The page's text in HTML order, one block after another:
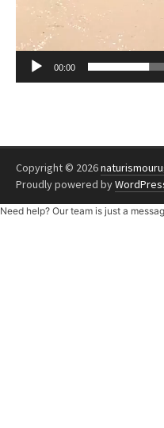
00:00
Copyright © 2026
Proudly powered by
Need help? Our team is just a